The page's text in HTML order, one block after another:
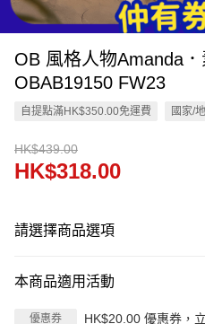
OB 風格人物Amanda
OBAB19150 FW23
自提點滿HK$350.00免運費 國家/
HK$439.00
HK$318.00
請選擇商品選項
本商品適用活動
優惠券 HK$20.00 優惠券，